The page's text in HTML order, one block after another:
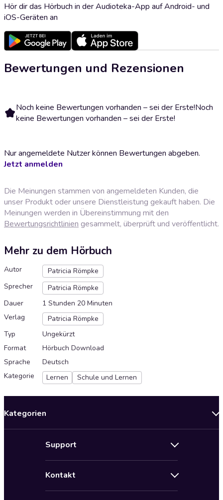
Hör dir das Hörbuch in der Audioteka-App auf Android- und
iOS-Geräten an
Bewertungen und Rezensionen
Noch keine Bewertungen vorhanden – sei der Erste!Noch
keine Bewertungen vorhanden – sei der Erste!
Nur angemeldete Nutzer können Bewertungen abgeben.
Jetzt anmelden
Die Meinungen stammen von angemeldeten Kunden, die
unser Produkt oder unsere Dienstleistung gekauft haben. Die
Meinungen werden in Übereinstimmung mit den
Bewertungsrichtlinien gesammelt, überprüft und veröffentlicht.
Mehr zu dem Hörbuch
Autor
Patricia Römpke
Sprecher
Patricia Römpke
Dauer
1 Stunden 20 Minuten
Verlag
Patricia Römpke
Typ
Ungekürzt
Format
Hörbuch Download
Sprache
Deutsch
Kategorie
Lernen Schule und Lernen
Kategorien
Support
Kontakt